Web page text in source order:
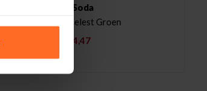
Scotch & Soda
Sneakers Celest Groen
84,47